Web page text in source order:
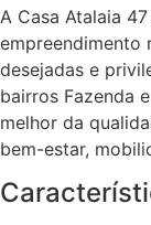
A Casa Atalaia
empreendimento
desejadas e
bairros Fazenda
melhor da
bem-estar,